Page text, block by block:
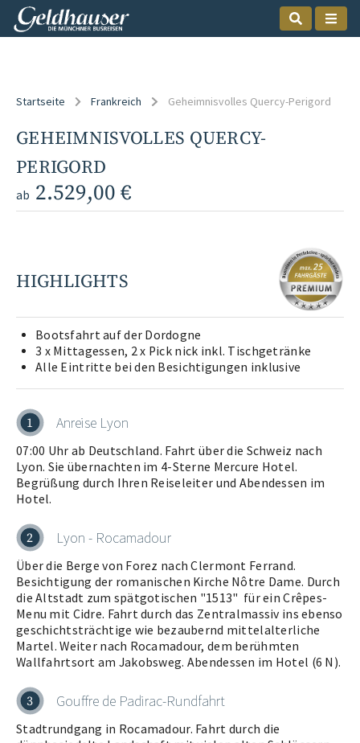
Startseite Frankreich Geheimnisvolles Quercy-Perigord
GEHEIMNISVOLLES QUERCY-
PERIGORD
ab 2.529,00 €
HIGHLIGHTS
Bootsfahrt auf der Dordogne
3 x Mittagessen, 2 x Pick nick inkl. Tischgetränke
Alle Eintritte bei den Besichtigungen inklusive
1 Anreise Lyon
07:00 Uhr ab Deutschland. Fahrt über die Schweiz nach
Lyon. Sie übernachten im 4-Sterne Mercure Hotel.
Begrüßung durch Ihren Reiseleiter und Abendessen im
Hotel.
2 Lyon - Rocamadour
Über die Berge von Forez nach Clermont Ferrand.
Besichtigung der romanischen Kirche Nôtre Dame. Durch
die Altstadt zum spätgotischen "1513" für ein Crêpes-
Menu mit Cidre. Fahrt durch das Zentralmassiv ins ebenso
geschichtsträchtige wie bezaubernd mittelalterliche
Martel. Weiter nach Rocamadour, dem berühmten
Wallfahrtsort am Jakobsweg. Abendessen im Hotel (6 N).
3 Gouffre de Padirac-Rundfahrt
Stadtrundgang in Rocamadour. Fahrt durch die